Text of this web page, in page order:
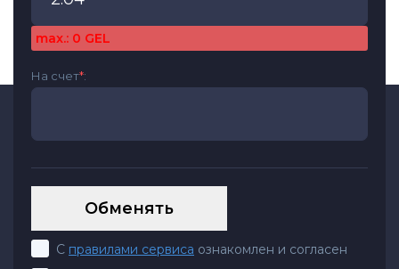
max.: 0 GEL
На счет*:
С правилами сервиса ознакомлен и согласен